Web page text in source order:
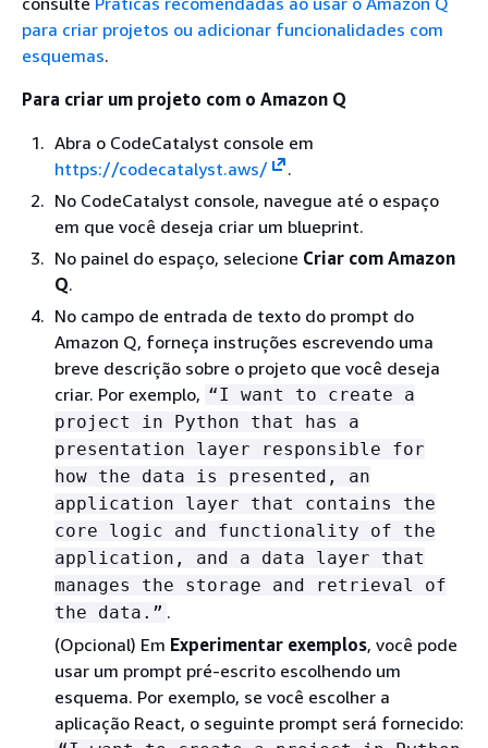
para criar projetos ou adicionar funcionalidades com
esquemas.
Para criar um projeto com o Amazon Q
Abra o CodeCatalyst console em
https://codecatalyst.aws/
.
No CodeCatalyst console, navegue até o espaço
em que você deseja criar um blueprint.
No painel do espaço, selecione Criar com Amazon
Q.
No campo de entrada de texto do prompt do
Amazon Q, forneça instruções escrevendo uma
breve descrição sobre o projeto que você deseja
criar. Por exemplo, “I want to create a
project in Python that has a
presentation layer responsible for
how the data is presented, an
application layer that contains the
core logic and functionality of the
application, and a data layer that
manages the storage and retrieval of
the data.” .
(Opcional) Em Experimentar exemplos, você pode
usar um prompt pré-escrito escolhendo um
esquema. Por exemplo, se você escolher a
aplicação React, o seguinte prompt será fornecido: